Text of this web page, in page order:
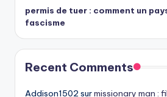
permis de tuer : comment un
fascisme
Recent Comments
Addison1502 surmissionary man :